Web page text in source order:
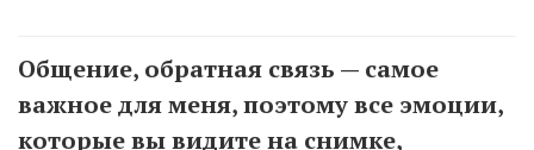
Общение, обратная связь — самое
важное для меня, поэтому все эмоции,
которые вы видите на снимке,